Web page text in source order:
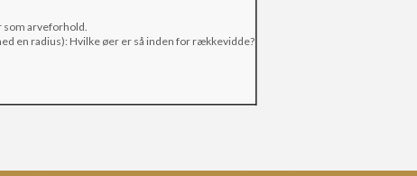
som arveforhold.
en radius): Hvilke øer er så inden for rækkevidde?